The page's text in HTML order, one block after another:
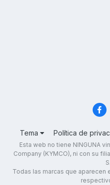
Tema Política de
Esta web no tiene NINGUNA
Company (KYMCO), ni con su
Todas las marcas que